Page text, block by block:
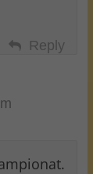
Reply